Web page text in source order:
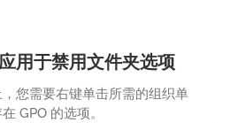
用于禁用文件夹选项
您需要右键单击所需的组织单
GPO 的选项。